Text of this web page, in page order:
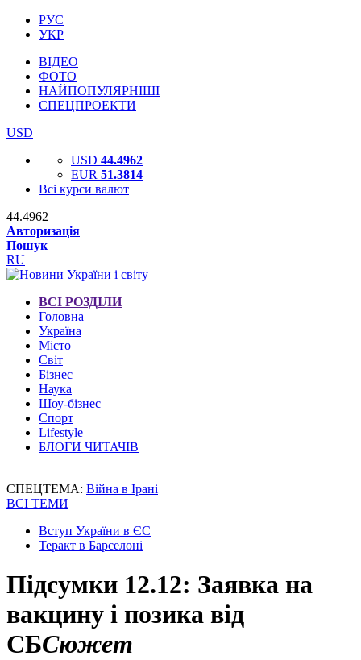
РУС
УКР
ВІДЕО
ФОТО
НАЙПОПУЛЯРНІШІ
СПЕЦПРОЕКТИ
USD
USD 44.4962
EUR 51.3814
Всі курси валют
44.4962
Авторизація
Пошук
RU
ВСІ РОЗДІЛИ
Головна
Україна
Місто
Світ
Бізнес
Наука
Шоу-бізнес
Спорт
Lifestyle
БЛОГИ ЧИТАЧІВ
СПЕЦТЕМА: Війна в Ірані
ВСІ ТЕМИ
Вступ України в ЄС
Теракт в Барселоні
Підсумки 12.12: Заявка на
вакцину і позика від
СБСюжет